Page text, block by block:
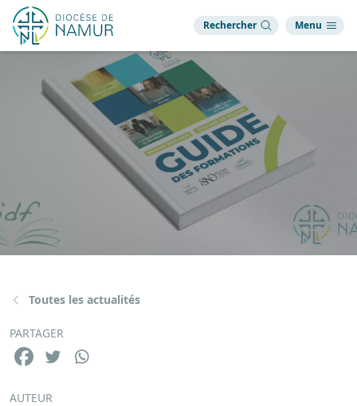
Rechercher Menu
Toutes les actualités
PARTAGER
AUTEUR